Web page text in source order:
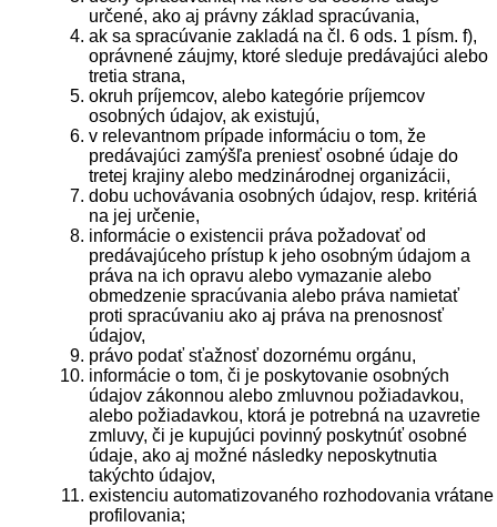
určené, ako aj právny základ spracúvania,
ak sa spracúvanie zakladá na čl. 6 ods. 1 písm. f),
oprávnené záujmy, ktoré sleduje predávajúci alebo
tretia strana,
okruh príjemcov, alebo kategórie príjemcov
osobných údajov, ak existujú,
v relevantnom prípade informáciu o tom, že
predávajúci zamýšľa preniesť osobné údaje do
tretej krajiny alebo medzinárodnej organizácii,
dobu uchovávania osobných údajov, resp. kritériá
na jej určenie,
informácie o existencii práva požadovať od
predávajúceho prístup k jeho osobným údajom a
práva na ich opravu alebo vymazanie alebo
obmedzenie spracúvania alebo práva namietať
proti spracúvaniu ako aj práva na prenosnosť
údajov,
právo podať sťažnosť dozornému orgánu,
informácie o tom, či je poskytovanie osobných
údajov zákonnou alebo zmluvnou požiadavkou,
alebo požiadavkou, ktorá je potrebná na uzavretie
zmluvy, či je kupujúci povinný poskytnúť osobné
údaje, ako aj možné následky neposkytnutia
takýchto údajov,
existenciu automatizovaného rozhodovania vrátane
profilovania;